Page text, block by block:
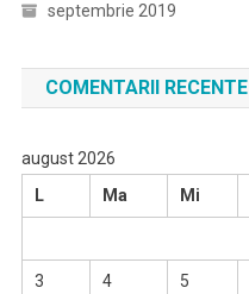
septembrie 2019
COMENTARII RECENTE
august 2026
L
Ma Mi
3 4 5